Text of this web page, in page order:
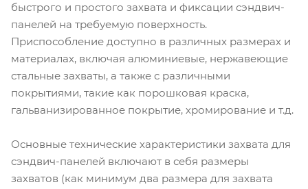
быстрого и простого захвата и фиксации сэндвич-
панелей на требуемую поверхность.
Приспособление доступно в различных размерах и
материалах, включая алюминиевые, нержавеющие
стальные захваты, а также с различными
покрытиями, такие как порошковая краска,
гальванизированное покрытие, хромирование и т.д.
Основные технические характеристики захвата для
сэндвич-панелей включают в себя размеры
захватов (как минимум два размера для захвата